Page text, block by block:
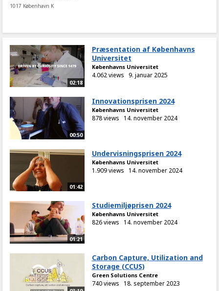
1017 København K
02:18
Præsentation af Københavns
Universitet
Københavns Universitet
4.062 views 9. januar 2025
00:50
Innovationsprisen 2024
Københavns Universitet
878 views 14. november 2024
01:42
Undervisningsprisen 2024
Københavns Universitet
1.909 views 14. november 2024
01:21
Studiemiljøprisen 2024
Københavns Universitet
826 views 14. november 2024
Carbon Capture, Utilization and
Storage (CCUS)
Green Solutions Centre
740 views 18. september 2023